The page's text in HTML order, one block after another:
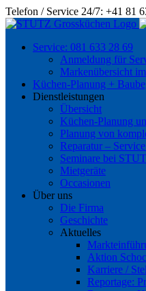
Skip
to
Telefon / Service 24/7: +41 81
Service: 081 633 28 69
Anmeldung für
Markenübersicht
Küchen-Planung +
Dienstleistungen
Übersicht
Küchen-Planung
Planung von
Reparatur –
Seminare bei
Mietgeräte
Occasionen
Über uns
Die Firma
Geschichte
Aktuelles
Aktion
Karriere /
Reportage: